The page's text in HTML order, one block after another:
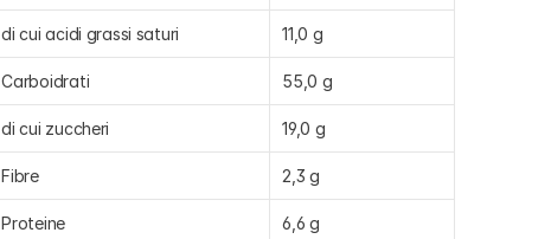
di cui acidi grassi saturi 11,0 g
Carboidrati 55,0 g
di cui zuccheri 19,0 g
Fibre 2,3 g
Proteine 6,6 g